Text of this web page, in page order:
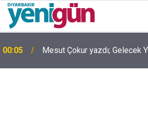
00:05 Mesut Çokur yazdı; Gelecek